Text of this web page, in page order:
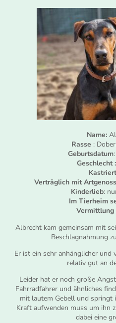
Name:
Rasse :
Geburtsdatum
Geschlecht :
Verträglich mit
Kinderlieb:
Im Tierheim
Vermittlung
Albrecht kam gemeinsam mit
Beschlagnahmung
Er ist ein sehr anhänglicher und
relativ gut an
Leider hat er noch große
Fahrradfahrer und ähnliches
mit lautem Gebell und springt
Kraft aufwenden muss um ihn
dabei eine